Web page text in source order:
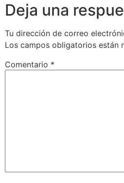
Deja una
Tu dirección de correo
Los campos obligatorios están
Comentario *